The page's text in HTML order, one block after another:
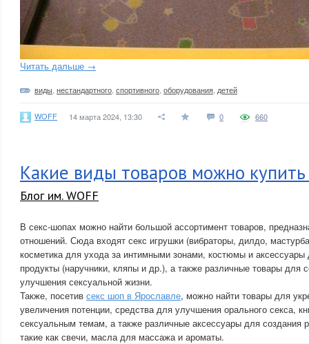
Читать дальше →
виды нестандартного спортивного оборудования детей
WOFF 14 марта 2024, 13:30 0 660
Какие виды товаров можно
Блог им. WOFF
В секс-шопах можно найти большой ассортимент товаров,
отношений. Сюда входят секс игрушки (вибраторы, дилдо,
косметика для ухода за интимными зонами, костюмы и
продукты (наручники, кляпы и др.), а также различные товары для
улучшения сексуальной жизни.
Также, посетив секс шоп в Ярославле, можно найти товары для
увеличения потенции, средства для улучшения орального секса,
сексуальным темам, а также различные аксессуары для создания
такие как свечи, масла для массажа и ароматы.